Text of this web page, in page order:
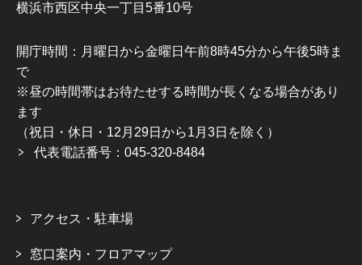
横浜市西区中央一丁目5番10号
開庁時間：月曜日から金曜日午前8時45分から午後5時ま
で
※昼の時間帯はお待たせする時間が長くなる場合があり
ます
（祝日・休日・12月29日から1月3日を除く）
代表電話番号：045-320-8484
アクセス・駐車場
窓口案内・フロアマップ